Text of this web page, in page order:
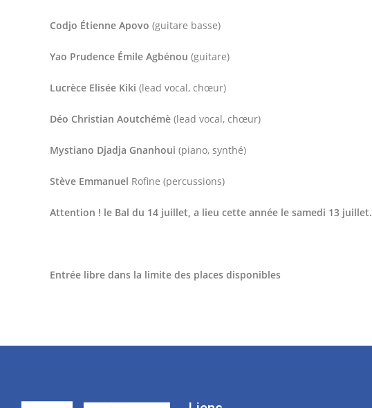
Codjo Étienne Apovo (guitare basse)
Yao Prudence Émile Agbénou (guitare)
Lucrèce Elisée Kiki (lead vocal, chœur)
Déo Christian Aoutchémè (lead vocal, chœur)
Mystiano Djadja Gnanhoui (piano, synthé)
Stève Emmanuel Rofine (percussions)
Attention ! le Bal du 14 juillet, a lieu cette année le samedi 13 juillet.
Entrée libre dans la limite des places disponibles